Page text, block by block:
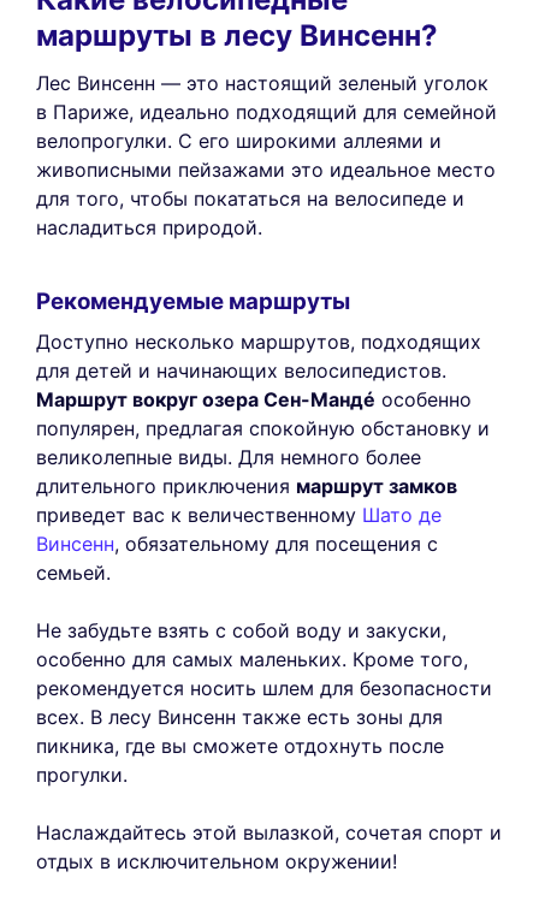
маршруты в лесу Винсенн?
Лес Винсенн — это настоящий зеленый уголок
в Париже, идеально подходящий для семейной
велопрогулки. С его широкими аллеями и
живописными пейзажами это идеальное место
для того, чтобы покататься на велосипеде и
насладиться природой.
Рекомендуемые маршруты
Доступно несколько маршрутов, подходящих
для детей и начинающих велосипедистов.
Маршрут вокруг озера Сен-Мандé особенно
популярен, предлагая спокойную обстановку и
великолепные виды. Для немного более
длительного приключения маршрут замков
приведет вас к величественному Шато де
Винсенн, обязательному для посещения с
семьей.
Не забудьте взять с собой воду и закуски,
особенно для самых маленьких. Кроме того,
рекомендуется носить шлем для безопасности
всех. В лесу Винсенн также есть зоны для
пикника, где вы сможете отдохнуть после
прогулки.
Наслаждайтесь этой вылазкой, сочетая спорт и
отдых в исключительном окружении!